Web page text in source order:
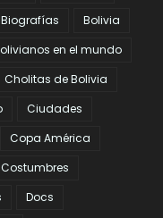
Biografías
Bolivia
en el mundo
Cholitas de Bolivia
Ciudades
Copa América
Costumbres
Docs